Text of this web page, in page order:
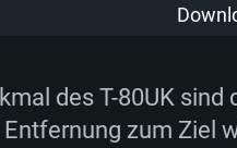
oder neuer
des T-80UK
zum Ziel